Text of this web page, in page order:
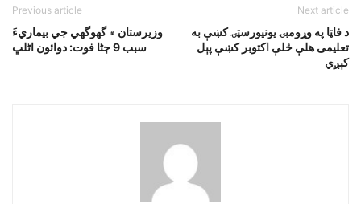
Previous article
وزيرستان ۾ گھوگھي جي بيماريءَ
سبب 9 ڄڻا فوت: دوائون اڻلڀ
Next article
د فاټا په وړومبۍ يونيورسټۍ کښې به
تعليمى هلې ځلې اکتوبر کښې پېل
کېږي